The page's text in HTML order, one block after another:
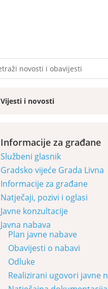
Vijesti i novosti
Informacije za građane
Službeni glasnik
Gradsko vijeće Grada Livna
Informacije za građane
Natječaji, pozivi i oglasi
Javne konzultacije
Javna nabava
Plan javne nabave
Obavijesti o nabavi
Odluke
Realizirani ugovori javne